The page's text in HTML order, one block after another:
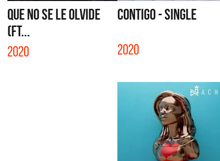
QUE NO SE LE OLVIDE
(FT...
2020
CONTIGO - SINGLE
2020